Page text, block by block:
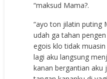
“maksud Mama?.
“ayo ton jilatin puting
udah ga tahan
egois klo tidak
lagi aku langsung
kanan bergantian aku